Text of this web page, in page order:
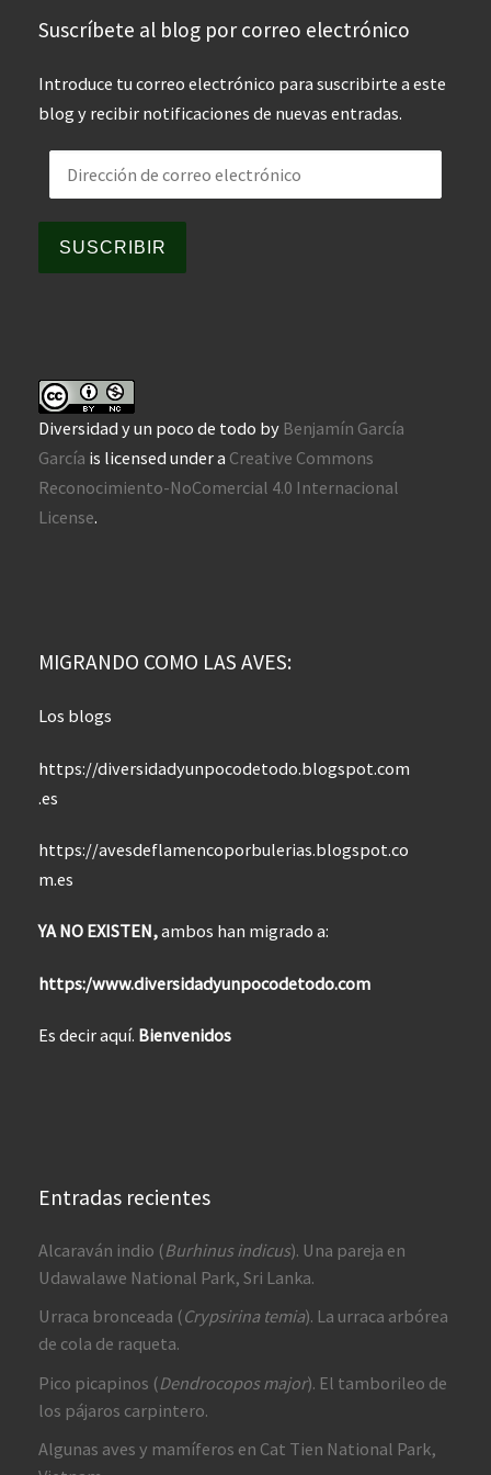
Suscríbete al blog por correo electrónico
Introduce tu correo electrónico para suscribirte a este
blog y recibir notificaciones de nuevas entradas.
Dirección de correo electrónico
SUSCRIBIR
Diversidad y un poco de todo by Benjamín García
García is licensed under a Creative Commons
Reconocimiento-NoComercial 4.0 Internacional
License.
MIGRANDO COMO LAS AVES:
Los blogs
https://diversidadyunpocodetodo.blogspot.com
.es
https://avesdeflamencoporbulerias.blogspot.co
m.es
YA NO EXISTEN,ambos han migrado a:
https:/www.diversidadyunpocodetodo.com
Es decir aquí. Bienvenidos
Entradas recientes
Alcaraván indio (Burhinus indicus). Una pareja en
Udawalawe National Park, Sri Lanka.
Urraca bronceada (Crypsirina temia). La urraca arbórea
de cola de raqueta.
Pico picapinos (Dendrocopos major). El tamborileo de
los pájaros carpintero.
Algunas aves y mamíferos en Cat Tien National Park,